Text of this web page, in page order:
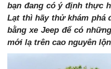
bạn đang có ý định thực
Lạt thì hãy thử khám phá
bằng xe Jeep để có
mới lạ trên cao nguyên